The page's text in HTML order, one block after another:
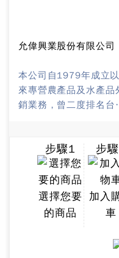
允偉興業股份有限公司
本公司自1979年成立以
來專營農產品及水產品
銷業務，曾二度排名台
增加，本公司自1988
起即持續聘任中外美食
家，並由研發人員精心
製生產冷凍調理食品。
1993年，本公司在台灣
高雄及泰國(RANOT)地區
分別投資設立生產線，
以皇泰(FORTUNE)品牌
步驟1
選擇您要
的商品
步
加入
車